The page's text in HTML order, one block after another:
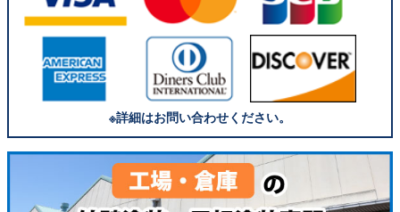
※詳細はお問い合わせください。